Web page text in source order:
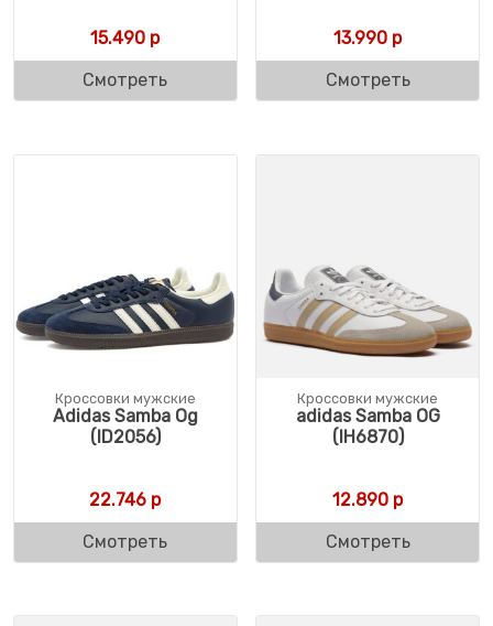
15.490 р
Смотреть
13.990 р
Смотреть
Кроссовки мужские
Adidas Samba Og
(ID2056)
22.746 р
Смотреть
Кроссовки мужские
adidas Samba OG
(IH6870)
12.890 р
Смотреть